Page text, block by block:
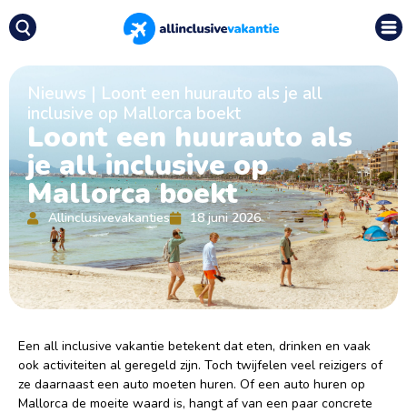
Nieuws | Loont een huurauto als je all
inclusive op Mallorca boekt
Loont een huurauto als
je all inclusive op
Mallorca boekt
Allinclusivevakanties 18 juni 2026
Een all inclusive vakantie betekent dat eten, drinken en vaak
ook activiteiten al geregeld zijn. Toch twijfelen veel reizigers of
ze daarnaast een auto moeten huren. Of een auto huren op
Mallorca de moeite waard is, hangt af van een paar concrete